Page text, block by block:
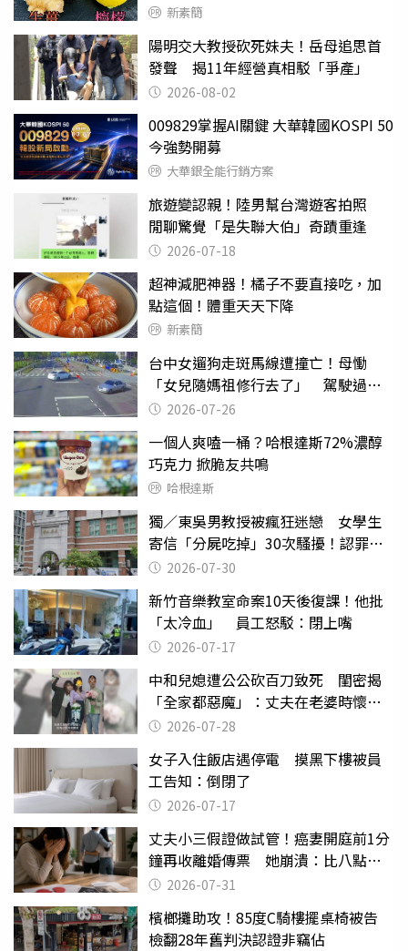
新素簡
陽明交大教授砍死妹夫！岳母追思首
發聲 揭11年經營真相駁「爭產」
2026-08-02
009829掌握AI關鍵 大華韓國KOSPI 50
今強勢開募
大華銀全能行銷方案
旅遊變認親！陸男幫台灣遊客拍照
閒聊驚覺「是失聯大伯」奇蹟重逢
2026-07-18
超神減肥神器！橘子不要直接吃，加
點這個！體重天天下降
新素簡
台中女遛狗走斑馬線遭撞亡！母慟
「女兒隨媽祖修行去了」 駕駛過失
致死判9月
2026-07-26
一個人爽嗑一桶？哈根達斯72%濃醇
巧克力 掀脆友共鳴
哈根達斯
獨／東吳男教授被瘋狂迷戀 女學生
寄信「分屍吃掉」30次騷擾！認罪免
關 2026-07-30
新竹音樂教室命案10天後復課！他批
「太冷血」 員工怒駁：閉上嘴
2026-07-17
中和兒媳遭公公砍百刀致死 閨密揭
「全家都惡魔」：丈夫在老婆時懷孕
摔東西
2026-07-28
女子入住飯店遇停電 摸黑下樓被員
工告知：倒閉了
2026-07-17
丈夫小三假證做試管！癌妻開庭前1分
鐘再收離婚傳票 她崩潰：比八點檔
還扯2026-07-31
檳榔攤助攻！85度C騎樓擺桌椅被告
檢翻28年舊判決認證非竊佔